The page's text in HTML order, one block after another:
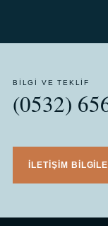
BILGI VE TEKLIF
(0532)
İLETIŞIM